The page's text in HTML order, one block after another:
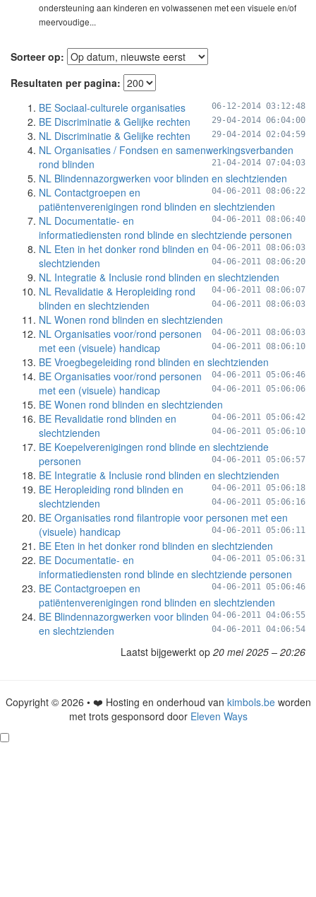
ondersteuning aan kinderen en volwassenen met een visuele en/of
meervoudige...
Sorteer op:
Resultaten per pagina:
BE Sociaal-culturele organisaties
06-12-2014 03:12:48
BE Discriminatie & Gelijke rechten 29-04-2014 06:04:00
NL Discriminatie & Gelijke rechten 29-04-2014 02:04:59
NL Organisaties / Fondsen en samenwerkingsverbanden
rond blinden
21-04-2014 07:04:03
NL Blindennazorgwerken voor blinden en slechtzienden
04-06-2011 08:06:22
NL Contactgroepen en
patiëntenverenigingen rond blinden en slechtzienden
04-06-2011 08:06:40
NL Documentatie- en
informatiediensten rond blinde en slechtziende personen
04-06-2011 08:06:03
NL Eten in het donker rond blinden en
slechtzienden
04-06-2011 08:06:20
NL Integratie & Inclusie rond blinden en slechtzienden
04-06-2011 08:06:07
NL Revalidatie & Heropleiding rond
blinden en slechtzienden
04-06-2011 08:06:03
NL Wonen rond blinden en slechtzienden
04-06-2011 08:06:03
NL Organisaties voor/rond personen
met een (visuele) handicap
04-06-2011 08:06:10
BE Vroegbegeleiding rond blinden en slechtzienden
04-06-2011 05:06:46
BE Organisaties voor/rond personen
met een (visuele) handicap
04-06-2011 05:06:06
BE Wonen rond blinden en slechtzienden
04-06-2011 05:06:42
BE Revalidatie rond blinden en
slechtzienden
04-06-2011 05:06:10
BE Koepelverenigingen rond blinde en slechtziende
personen
04-06-2011 05:06:57
BE Integratie & Inclusie rond blinden en slechtzienden
04-06-2011 05:06:18
BE Heropleiding rond blinden en
slechtzienden
04-06-2011 05:06:16
BE Organisaties rond filantropie voor personen met een
(visuele) handicap
04-06-2011 05:06:11
BE Eten in het donker rond blinden en slechtzienden
04-06-2011 05:06:31
BE Documentatie- en
informatiediensten rond blinde en slechtziende personen
04-06-2011 05:06:46
BE Contactgroepen en
patiëntenverenigingen rond blinden en slechtzienden
04-06-2011 04:06:55
BE Blindennazorgwerken voor blinden
en slechtzienden
04-06-2011 04:06:54
Laatst bijgewerkt op 20 mei 2025 – 20:26
Copyright © 2026 • ❤️ Hosting en onderhoud van kimbols.beworden
met trots gesponsord door Eleven Ways